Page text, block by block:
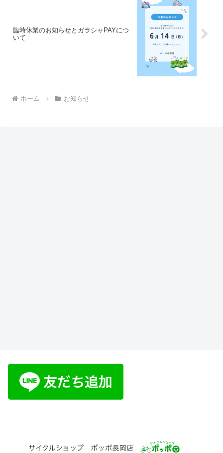
臨時休業のお知らせとガラシャPAYにつ
いて
ホーム お知らせ